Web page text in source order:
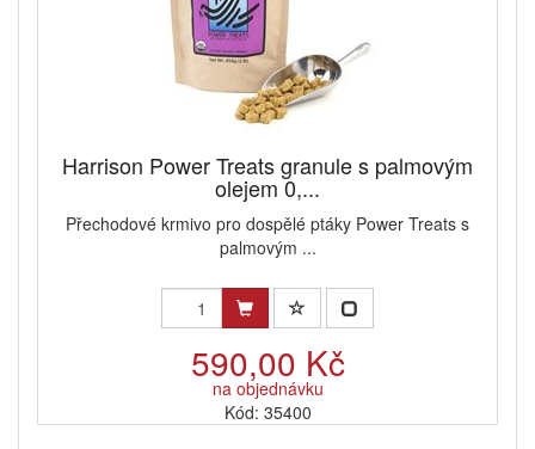
Harrison Power Treats granule s palmovým
olejem 0,...
Přechodové krmivo pro dospělé ptáky Power Treats s
palmovým ...
590,00 Kč
na objednávku
Kód: 35400